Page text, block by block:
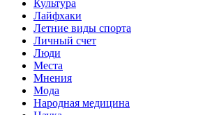
Культура
Лайфхаки
Летние виды спорта
Личный счет
Люди
Места
Мнения
Мода
Народная медицина